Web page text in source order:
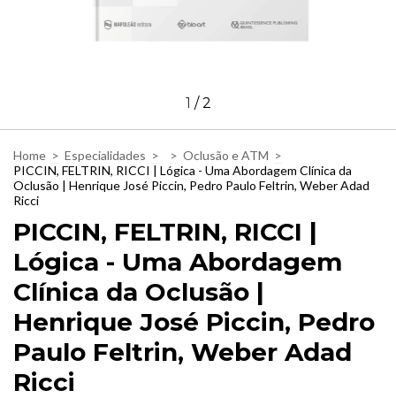
1 /2
Home > Especialidades > > Oclusão e ATM >
PICCIN, FELTRIN, RICCI | Lógica - Uma Abordagem Clínica da
Oclusão | Henrique José Piccin, Pedro Paulo Feltrin, Weber Adad
Ricci
PICCIN, FELTRIN, RICCI |
Lógica - Uma Abordagem
Clínica da Oclusão |
Henrique José Piccin, Pedro
Paulo Feltrin, Weber Adad
Ricci